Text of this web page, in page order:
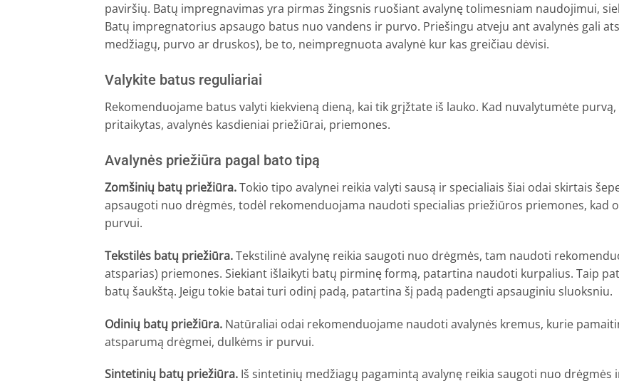
paviršių. Batų impregnavimas yra pirmas žingsnis ruošiant avalynę tolimesniam naudojimui,
Batų impregnatorius apsaugo batus nuo vandens ir purvo. Priešingu atveju ant avalynės gali
medžiagų, purvo ar druskos), be to, neimpregnuota avalynė kur kas greičiau dėvisi.
Valykite batus reguliariai
Rekomenduojame batus valyti kiekvieną dieną, kai tik grįžtate iš lauko. Kad nuvalytumėte
pritaikytas, avalynės kasdieniai priežiūrai, priemones.
Avalynės priežiūra pagal bato tipą
Zomšinių batų priežiūra.Tokio tipo avalynei reikia valyti sausą ir specialiais šiai odai skirtais
apsaugoti nuo drėgmės, todėl rekomenduojama naudoti specialias priežiūros priemones, kad
purvui.
Tekstilės batų priežiūra.Tekstilinė avalynę reikia saugoti nuo drėgmės, tam naudoti
atsparias) priemones. Siekiant išlaikyti batų pirminę formą, patartina naudoti kurpalius. Taip
batų šaukštą. Jeigu tokie batai turi odinį padą, patartina šį padą padengti apsauginiu sluoksniu.
Odinių batų priežiūra. Natūraliai odai rekomenduojame naudoti avalynės kremus, kurie
atsparumą drėgmei, dulkėms ir purvui.
Sintetinių batų priežiūra. Iš sintetinių medžiagų pagamintą avalynę reikia saugoti nuo